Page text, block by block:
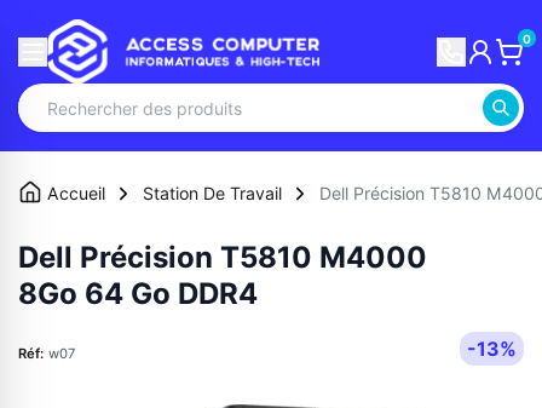
0
Accueil Station De Travail Dell Précision T5810
Dell Précision T5810 M4000
8Go 64 Go DDR4
Réf: w07 -13%